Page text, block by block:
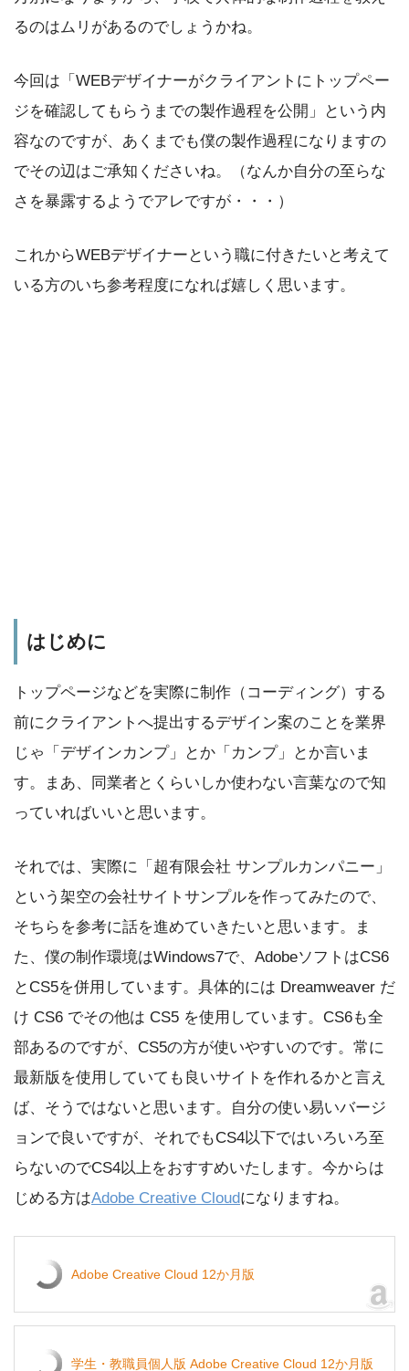
るのはムリがあるのでしょうかね。
今回は「WEBデザイナーがクライアントにトップペー
ジを確認してもらうまでの製作過程を公開」という内
容なのですが、あくまでも僕の製作過程になりますの
でその辺はご承知くださいね。（なんか自分の至らな
さを暴露するようでアレですが・・・）
これからWEBデザイナーという職に付きたいと考えて
いる方のいち参考程度になれば嬉しく思います。
はじめに
トップページなどを実際に制作（コーディング）する
前にクライアントへ提出するデザイン案のことを業界
じゃ「デザインカンプ」とか「カンプ」とか言いま
す。まあ、同業者とくらいしか使わない言葉なので知
っていればいいと思います。
それでは、 実際に
「超有限会社 サンプルカンパニー」
という架空の会社サイトサンプルを作ってみたので、
そちらを参考に話を進めていきたいと思います。ま
た、僕の制作環境はWindows7で、AdobeソフトはCS6
とCS5を併用しています。具体的には Dreamweaver だ
け CS6 でその他は CS5 を使用しています。CS6も全
部あるのですが、CS5の方が使いやすいのです。常に
最新版を使用していても良いサイトを作れるかと言え
ば、そうではないと思います。自分の使い易いバージ
ョンで良いですが、それでもCS4以下ではいろいろ至
らないのでCS4以上をおすすめいたします。今からは
じめる方はAdobe Creative Cloudになりますね。
Adobe Creative Cloud 12か月版
学生・教職員個人版 Adobe Creative Cloud 12か月版